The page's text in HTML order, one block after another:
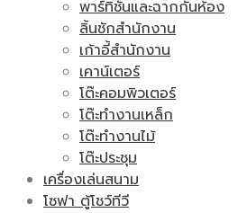
พาร์ทิชั่นและฉากกั้นห้อง
ลิ้นชักสำนักงาน
เก้าอี้สำนักงาน
เคาน์เตอร์
โต๊ะคอมพิวเตอร์
โต๊ะทำงานเหล็ก
โต๊ะทำงานไม้
โต๊ะประชุม
เครื่องเล่นสนาม
โซฟา ตู้โชว์ทีวี